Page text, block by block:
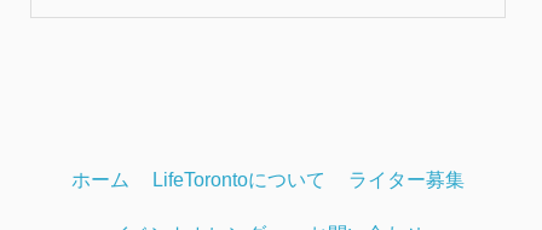
ホーム LifeTorontoについて ライター募集